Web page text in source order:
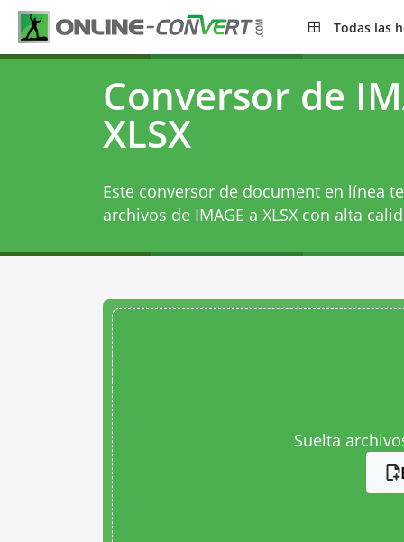
Todas las
Conversor de
XLSX
Este conversor de document en línea
archivos de IMAGE a XLSX con alta
Suelta